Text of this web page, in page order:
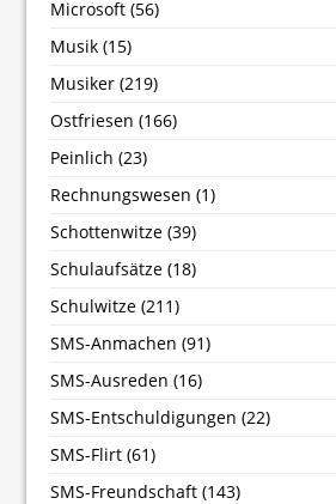
Microsoft (56)
Musik (15)
Musiker (219)
Ostfriesen (166)
Peinlich (23)
Rechnungswesen (1)
Schottenwitze (39)
Schulaufsätze (18)
Schulwitze (211)
SMS-Anmachen (91)
SMS-Ausreden (16)
SMS-Entschuldigungen (22)
SMS-Flirt (61)
SMS-Freundschaft (143)